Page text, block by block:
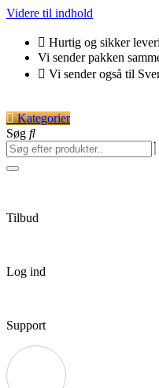
Videre til indhold
Hurtig og sikker
Vi sender pakken
Vi sender også til
Kategorier
Søg
Tilbud
Log ind
Support